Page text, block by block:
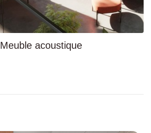
Meuble acoustique